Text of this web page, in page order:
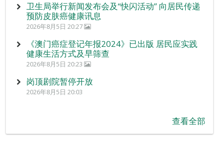
卫生局举行新闻发布会及“快闪活动” 向居民传递
预防皮肤癌健康讯息
2026年8月5日 20:27
《澳门癌症登记年报2024》已出版 居民应实践
健康生活方式及早筛查
2026年8月5日 20:23
岗顶剧院暂停开放
2026年8月5日 20:03
查看全部